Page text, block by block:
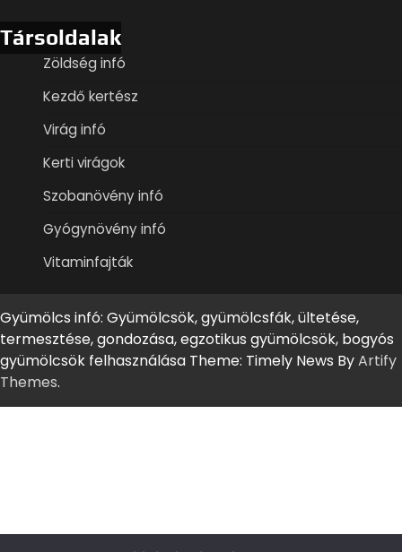
Társoldalak
Zöldség infó
Kezdő kertész
Virág infó
Kerti virágok
Szobanövény infó
Gyógynövény infó
Vitaminfajták
Gyümölcs infó: Gyümölcsök, gyümölcsfák, ültetése,
termesztése, gondozása, egzotikus gyümölcsök, bogyós
gyümölcsök felhasználása Theme: Timely News ByArtify
Themes.